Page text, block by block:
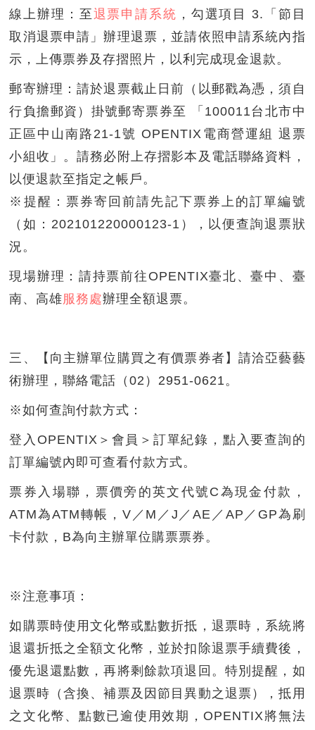
線上辦理：至退票申請系統 ，勾選項目 3.「節目
取消退票申請」辦理退票，並請依照申請系統內指
示，上傳票券及存摺照片，以利完成現金退款。
郵寄辦理：請於退票截止日前（以郵戳為憑，須自
行負擔郵資）掛號郵寄票券至 「100011台北市中
正區中山南路21-1號 OPENTIX電商營運組 退票
小組收」。請務必附上存摺影本及電話聯絡資料，
以便退款至指定之帳戶。
※提醒：票券寄回前請先記下票券上的訂單編號
（如：202101220000123-1），以便查詢退票狀
況。
現場辦理：請持票前往OPENTIX臺北、臺中、臺
南、高雄服務處辦理全額退票。
三、【向主辦單位購買之有價票券者】請洽亞藝藝
術辦理，聯絡電話（02）2951-0621。
※如何查詢付款方式：
登入OPENTIX＞會員＞訂單紀錄，點入要查詢的
訂單編號內即可查看付款方式。
票券入場聯，票價旁的英文代號C為現金付款，
ATM為ATM轉帳，V／M／J／AE／AP／GP為刷
卡付款，B為向主辦單位購票票券。
※注意事項：
如購票時使用文化幣或點數折抵，退票時，系統將
退還折抵之全額文化幣，並於扣除退票手續費後，
優先退還點數，再將剩餘款項退回。特別提醒，如
退票時（含換、補票及因節目異動之退票），抵用
之文化幣、點數已逾使用效期，OPENTIX將無法